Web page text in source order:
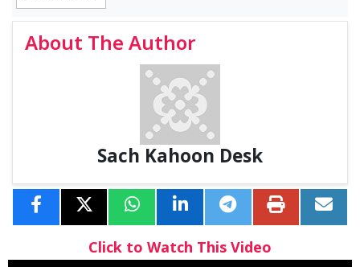
About The Author
Sach Kahoon Desk
Click to Watch This Video